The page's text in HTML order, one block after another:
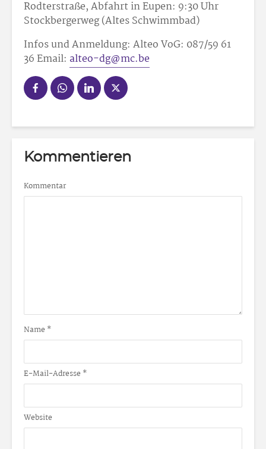
Rodterstraße, Abfahrt in Eupen: 9:30 Uhr
Stockbergerweg (Altes Schwimmbad)
Infos und Anmeldung: Alteo VoG: 087/59 61
36 Email: alteo-dg@mc.be
Kommentieren
Kommentar
Name *
E-Mail-Adresse *
Website